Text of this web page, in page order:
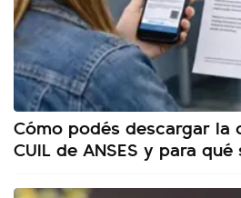
Cómo podés descargar la
CUIL de ANSES y para qué